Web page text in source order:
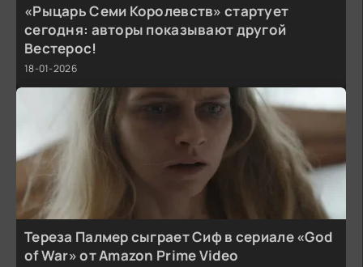
«Рыцарь Семи Королевств» стартует
сегодня: авторы показывают другой
Вестерос!
18-01-2026
Тереза Палмер сыграет Сиф в сериале «God
of War» от Amazon Prime Video